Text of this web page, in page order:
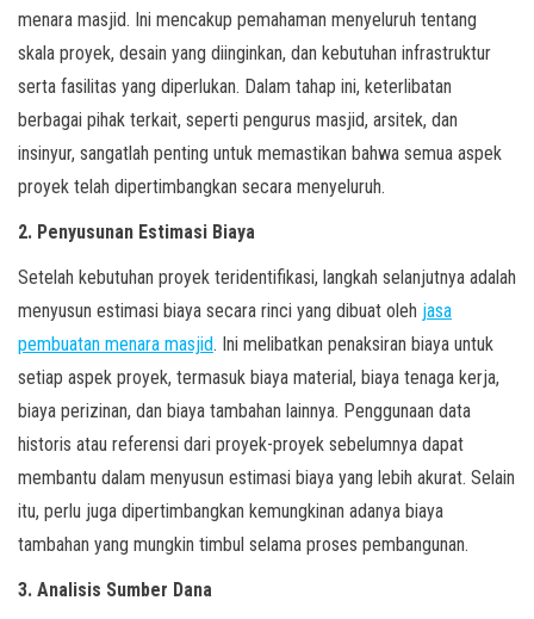
menara masjid. Ini mencakup pemahaman menyeluruh tentang
skala proyek, desain yang diinginkan, dan kebutuhan infrastruktur
serta fasilitas yang diperlukan. Dalam tahap ini, keterlibatan
berbagai pihak terkait, seperti pengurus masjid, arsitek, dan
insinyur, sangatlah penting untuk memastikan bahwa semua aspek
proyek telah dipertimbangkan secara menyeluruh.
2. Penyusunan Estimasi Biaya
Setelah kebutuhan proyek teridentifikasi, langkah selanjutnya adalah
menyusun estimasi biaya secara rinci yang dibuat oleh jasa
pembuatan menara masjid. Ini melibatkan penaksiran biaya untuk
setiap aspek proyek, termasuk biaya material, biaya tenaga kerja,
biaya perizinan, dan biaya tambahan lainnya. Penggunaan data
historis atau referensi dari proyek-proyek sebelumnya dapat
membantu dalam menyusun estimasi biaya yang lebih akurat. Selain
itu, perlu juga dipertimbangkan kemungkinan adanya biaya
tambahan yang mungkin timbul selama proses pembangunan.
3. Analisis Sumber Dana